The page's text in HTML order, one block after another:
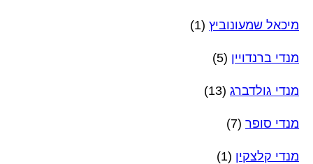
מיכאל שמעונוביץ (1)
מנדי ברנדויין (5)
מנדי גולדברג (13)
מנדי סופר (7)
מנדי קלצקין (1)